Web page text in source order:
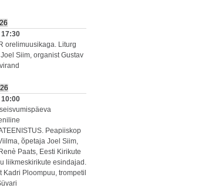
17:30
orelimuusikaga. Liturg
Siim, organist Gustav
10:00
Peapiiskop
õpetaja Joel Siim,
Paats, Eesti Kirikute
liikmeskirikute esindajad.
Kadri Ploompuu, trompetil